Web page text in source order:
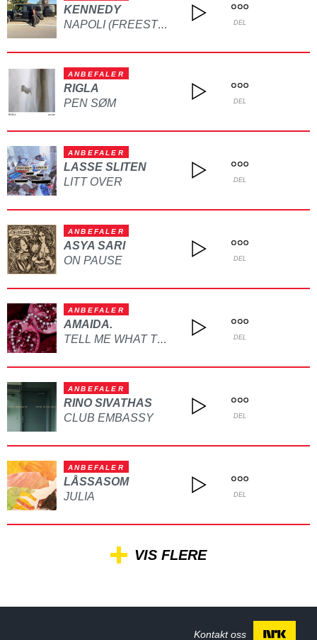
KENNEDY
NAPOLI (FREESTYLE) DEL
ANBEFALER
RIGLA
PEN SØM
DEL
ANBEFALER
LASSE SLITEN
LITT OVER
DEL
ANBEFALER
ASYA SARI
ON PAUSE
DEL
ANBEFALER
AMAIDA.
TELL ME WHAT TO DO DEL
ANBEFALER
RINO SIVATHAS
CLUB EMBASSY
DEL
ANBEFALER
LÅSSASOM
JULIA
DEL
VIS FLERE
Kontakt oss